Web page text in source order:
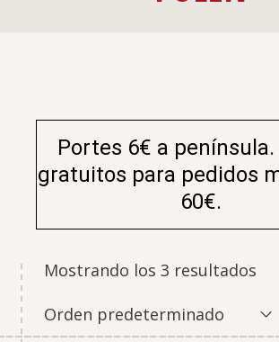
Portes 6€ a
gratuitos para pedidos
60€.
Mostrando los 3 resultados
Orden predeterminado